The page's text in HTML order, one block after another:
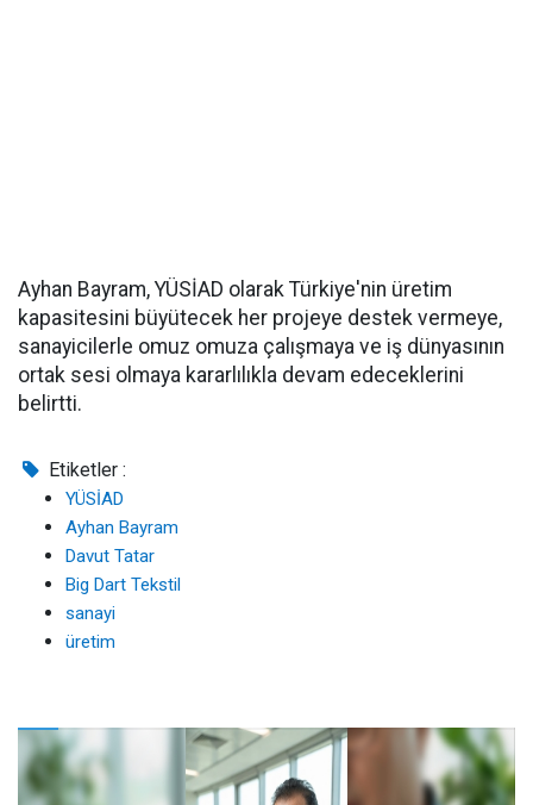
Ayhan Bayram, YÜSİAD olarak Türkiye'nin üretim
kapasitesini büyütecek her projeye destek vermeye,
sanayicilerle omuz omuza çalışmaya ve iş dünyasının
ortak sesi olmaya kararlılıkla devam edeceklerini
belirtti.
Etiketler :
YÜSİAD
Ayhan Bayram
Davut Tatar
Big Dart Tekstil
sanayi
üretim